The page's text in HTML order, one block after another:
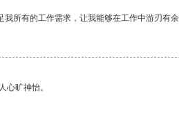
所有的工作需求，让我能够在工作中游刃有余
心旷神怡。